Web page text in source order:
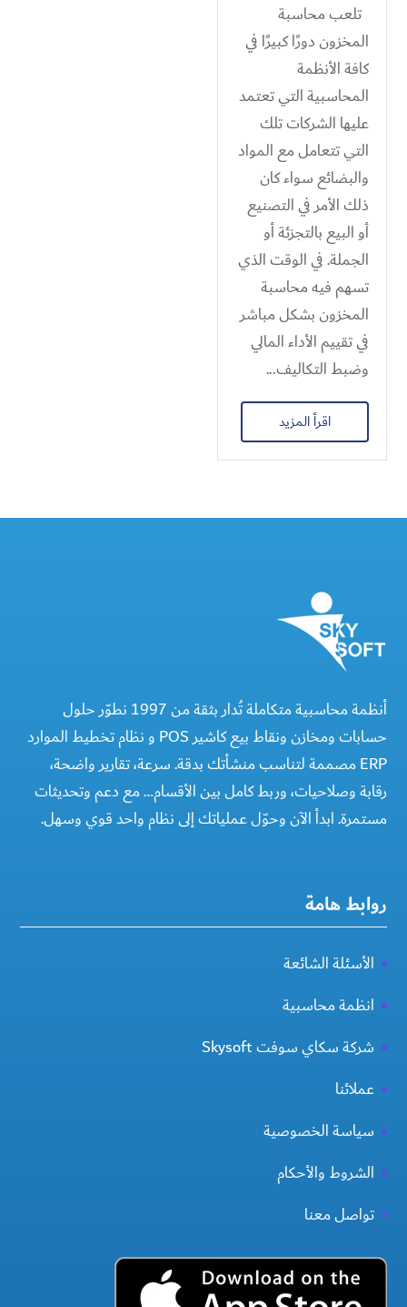
تلعب محاسبة
المخزون دورًا كبيرًا في
كافة الأنظمة
المحاسبية التي تعتمد
عليها الشركات تلك
التي تتعامل مع المواد
والبضائع سواء كان
ذلك الأمر في التصنيع
أو البيع بالتجزئة أو
الجملة. في الوقت الذي
تسهم فيه محاسبة
المخزون بشكل مباشر
في تقييم الأداء المالي
وضبط التكاليف...
اقرأ المزيد
أنظمة محاسبية متكاملة تُدار بثقة من 1997 نطوّر حلول
حسابات ومخازن ونقاط بيع كاشير POS و نظام تخطيط الموارد
ERP مصممة لتناسب منشأتك بدقة. سرعة، تقارير واضحة،
رقابة وصلاحيات، وربط كامل بين الأقسام… مع دعم وتحديثات
مستمرة. ابدأ الآن وحوّل عملياتك إلى نظام واحد قوي وسهل.
روابط هامة
الأسئلة الشائعة
انظمة محاسبية
شركة سكاي سوفت Skysoft
عملائنا
سياسة الخصوصية
الشروط والأحكام
تواصل معنا